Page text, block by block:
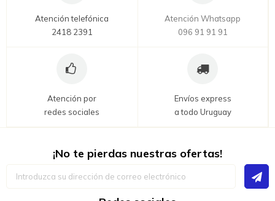
Atención telefónica
2418 2391
Atención Whatsapp
096 91 91 91
Atención por
redes sociales
Envíos express
a todo Uruguay
¡No te pierdas nuestras ofertas!